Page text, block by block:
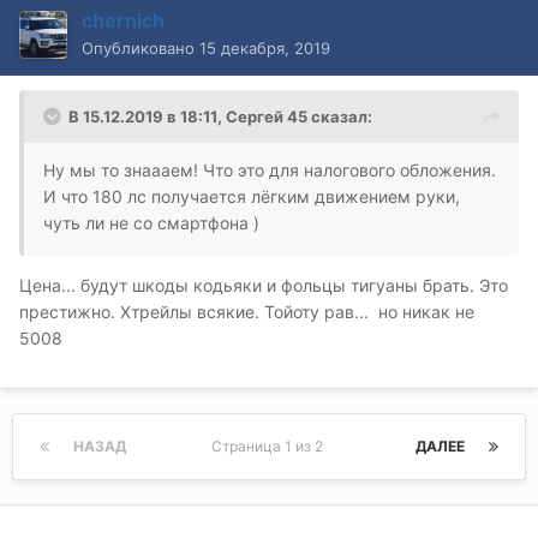
chernich
Опубликовано 15 декабря, 2019
В 15.12.2019 в 18:11, Сергей 45сказал:
Ну мы то знаааем! Что это для налогового обложения.
И что 180 лс получается лёгким движением руки,
чуть ли не со смартфона )
Цена... будут шкоды кодьяки и фольцы тигуаны брать. Это
престижно. Хтрейлы всякие. Тойоту рав... но никак не
5008
НАЗАД ДАЛЕЕ
Страница 1 из 2